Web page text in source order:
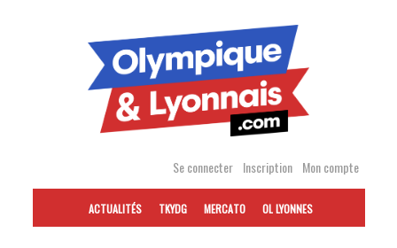
Se connecter Inscription Mon compte
ACTUALITÉS TKYDG MERCATO OL LYONNES